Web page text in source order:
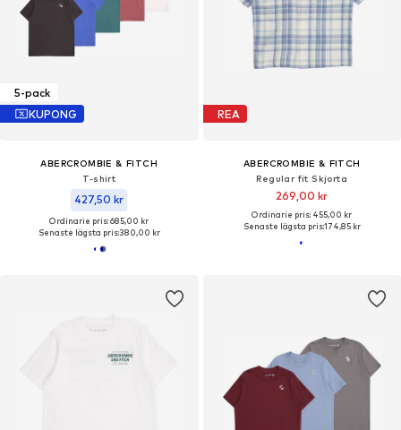
5-pack
KUPONG
ABERCROMBIE & FITCH
T-shirt
427,50 kr
Ordinarie pris: 685,00 kr
Senaste lägsta pris:380,00 kr
REA
ABERCROMBIE & FITCH
Regular fit Skjorta
269,00 kr
Ordinarie pris: 455,00 kr
Senaste lägsta pris:174,85 kr